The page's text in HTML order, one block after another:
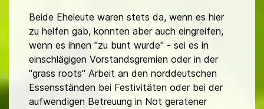
Beide Eheleute waren stets da, wenn es hier
zu helfen gab, konnten aber auch eingreifen,
wenn es ihnen "zu bunt wurde" - sei es in
einschlägigen Vorstandsgremien oder in der
"grass roots" Arbeit an den norddeutschen
Essensständen bei Festivitäten oder bei der
aufwendigen Betreuung in Not geratener